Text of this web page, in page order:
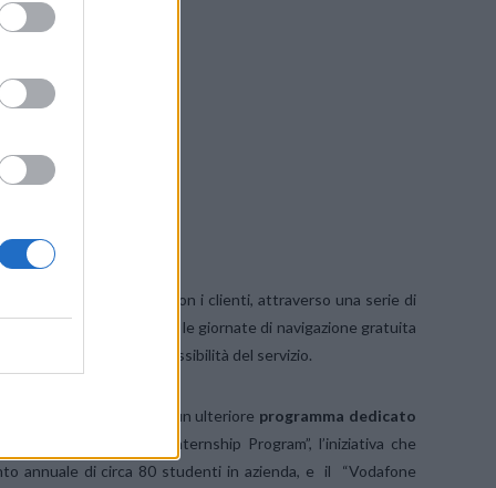
e
mondo
We CARE
il rapporto di fiducia con i clienti, attraverso una serie di
e sui Servizi Digitali o le giornate di navigazione gratuita
fedeltà, e della accessibilità del servizio.
Vodafone realizza un ulteriore programma dedicato
al “Vodafone Internship Program”, l’iniziativa che
annuale di circa 80 studenti in azienda, e il “Vodafone